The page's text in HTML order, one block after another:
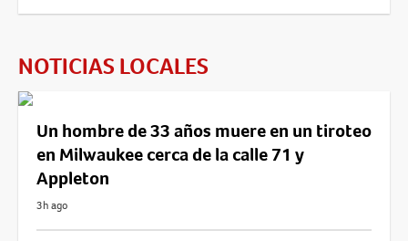
NOTICIAS LOCALES
Un hombre de 33 años muere en un tiroteo
en Milwaukee cerca de la calle 71 y
Appleton
3h ago